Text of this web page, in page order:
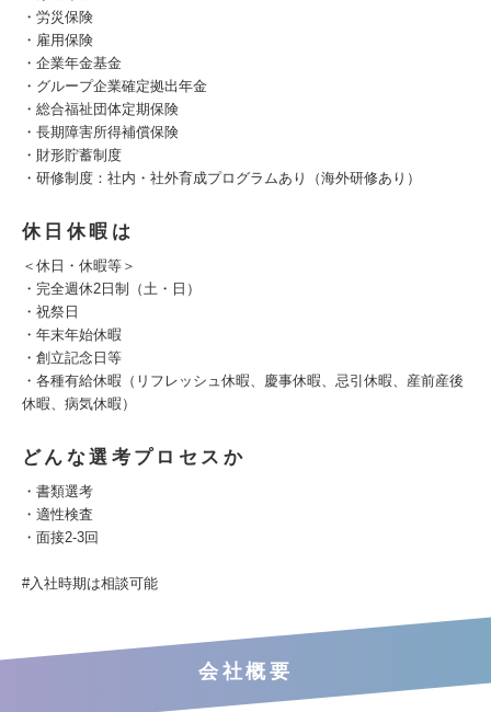
・労災保険
・雇用保険
・企業年金基金
・グループ企業確定拠出年金
・総合福祉団体定期保険
・長期障害所得補償保険
・財形貯蓄制度
・研修制度：社内・社外育成プログラムあり（海外研修あり）
休日休暇は
＜休日・休暇等＞
・完全週休2日制（土・日）
・祝祭日
・年末年始休暇
・創立記念日等
・各種有給休暇（リフレッシュ休暇、慶事休暇、忌引休暇、産前産後
休暇、病気休暇）
どんな選考プロセスか
・書類選考
・適性検査
・面接2-3回
#入社時期は相談可能
会社概要